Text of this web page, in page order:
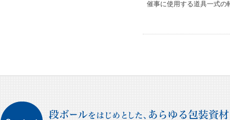
催事に使用する道具一式の